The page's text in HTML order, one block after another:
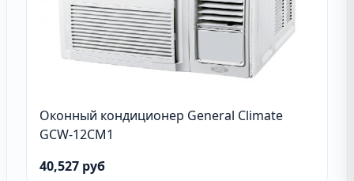
Оконный кондиционер General Climate
GCW-12CM1
40,527 руб